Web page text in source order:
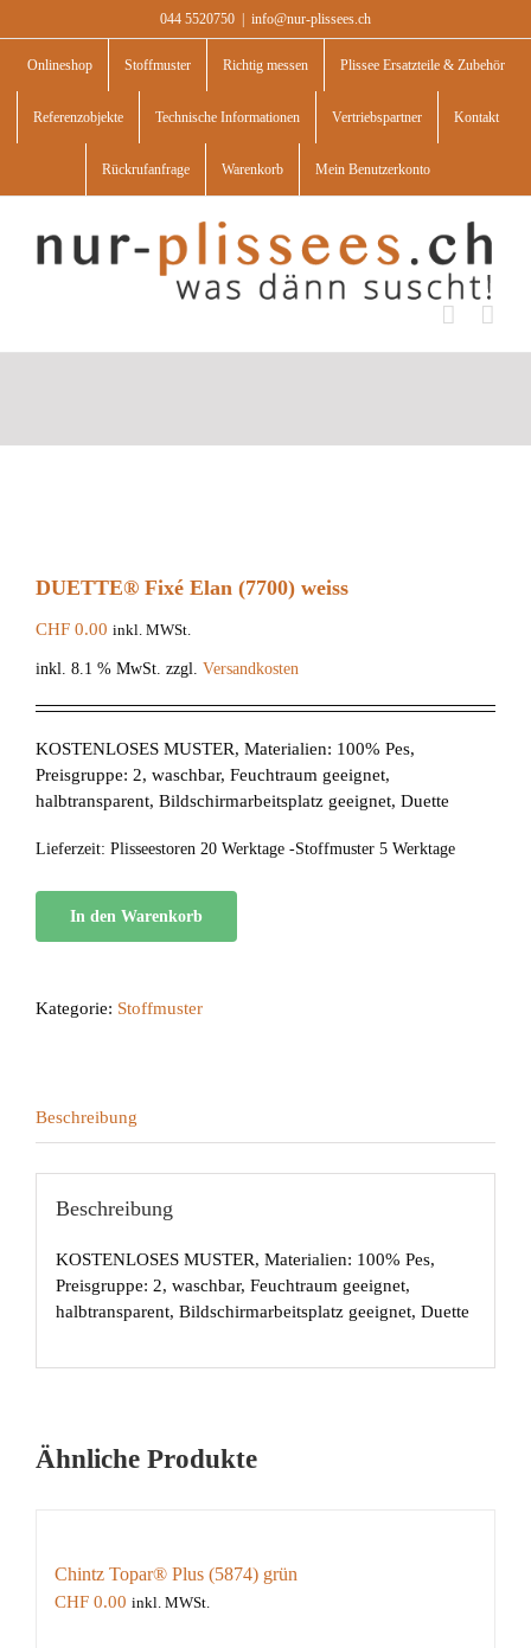
to
content
044 5520750 info@nur-plissees.ch
Onlineshop Stoffmuster Richtig messen Plissee Ersatzteile & Zubehör
Referenzobjekte Technische Informationen Vertriebspartner Kontakt
Rückrufanfrage Warenkorb Mein Benutzerkonto
DUETTE® Fixé Elan (7700) weiss
CHF 0.00 inkl. MWSt.
inkl. 8.1 % MwSt. zzgl. Versandkosten
KOSTENLOSES MUSTER, Materialien: 100% Pes,
Preisgruppe: 2, waschbar, Feuchtraum geeignet,
halbtransparent, Bildschirmarbeitsplatz geeignet, Duette
Lieferzeit: Plisseestoren 20 Werktage -Stoffmuster 5 Werktage
In den Warenkorb
Kategorie: Stoffmuster
Beschreibung
Beschreibung
KOSTENLOSES MUSTER, Materialien: 100% Pes,
Preisgruppe: 2, waschbar, Feuchtraum geeignet,
halbtransparent, Bildschirmarbeitsplatz geeignet, Duette
Ähnliche Produkte
Chintz Topar® Plus (5874) grün
CHF 0.00 inkl. MWSt.